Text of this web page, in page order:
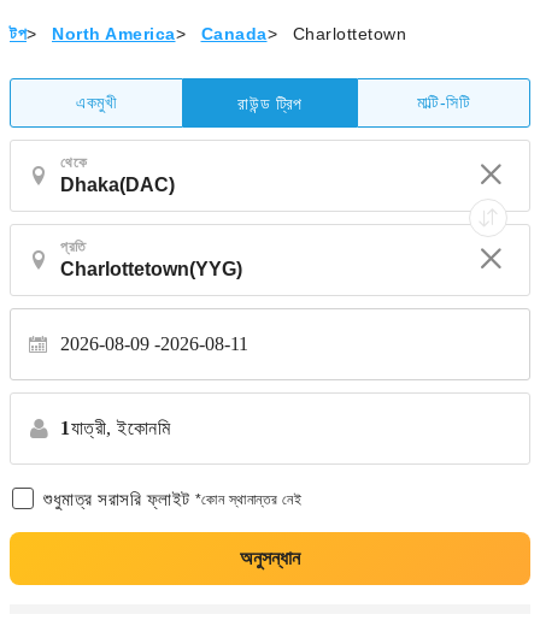
টপ> North America> Canada> Charlottetown
একমুখী রাউন্ড ট্রিপ মাল্টি-সিটি
থেকে
প্রতি
2026-08-09 2026-08-11
1যাত্রী, ইকোনমি
শুধুমাত্র সরাসরি ফ্লাইট *কোন স্থানান্তর নেই
অনুসন্ধান